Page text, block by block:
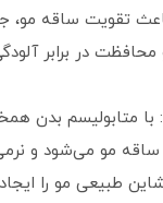
تقویت ساقه مو،
در برابر
با متابولیسم بدن
مو می‌شود و
طبیعی مو را